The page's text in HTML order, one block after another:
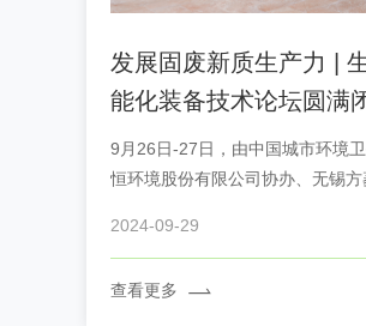
发展固废新质生产力 |
能化装备技术论坛圆满
9月26日-27日，由中国城市环境
恒环境股份有限公司协办、无锡
企...
2024-09-29
查看更多